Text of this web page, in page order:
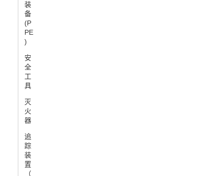
装
备
(P
PE
)
安
全
工
具
灭
火
器
追
踪
装
置
（